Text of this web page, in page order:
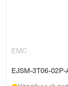
EMC
EJSM-3T06-02P-